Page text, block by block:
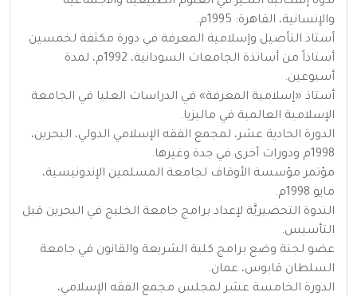
والإنسانية، القاهرة: 1995م.
أستاذ التأصيل وإسلامية المعرفة في دورة مكثفة لخمسين
أستاذاً من أساتذة الجامعات السودانية، 1992م، لمدة
أسبوعين.
أستاذ «إسلامية المعرفة» في الدراسات العليا في الجامعة
الإسلامية العالمية في ماليزيا.
الدورة الحادية عشر، لمجمع الفقه الإسلامي الدولي، البحرين،
1998م ودورات أخرى في جدة وغيرها.
مؤتمر مؤسسة الأوقاف لجامعة المسلمين الإندونيسية،
مايو 1998م.
الندوة التحضيريَّة لإعداد برامج جامعة الخليج في البحرين قبل
التأسيس.
عضو لجنة وضع برامج كلية الشريعة والقانون في جامعة
السلطان قابوس، عمان.
الدورة الخامسة عشر لمجلس مجمع الفقه الإسلامي،